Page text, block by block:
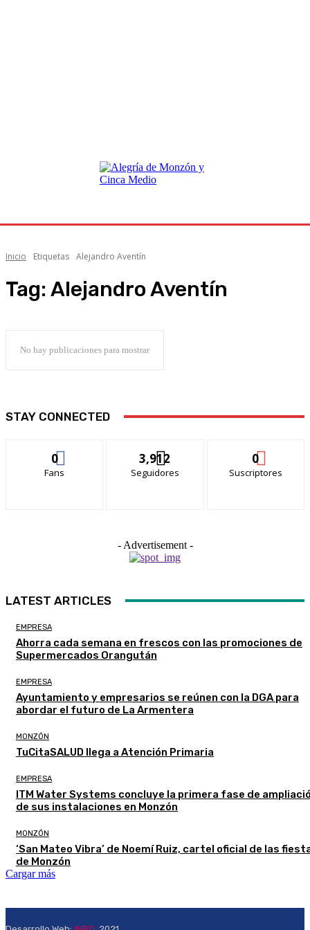
Inicio Etiquetas Alejandro Aventín
Tag: Alejandro Aventín
No hay publicaciones para mostrar
STAY CONNECTED
0
Fans
3,912
Seguidores
0
Suscriptores
- Advertisement -
LATEST ARTICLES
EMPRESA
Ahorra cada semana en frescos con las promociones de
Supermercados Orangután
EMPRESA
Ayuntamiento y empresarios se reúnen con la DGA para
abordar el futuro de La Armentera
MONZÓN
TuCitaSALUD llega a Atención Primaria
EMPRESA
ITM Water Systems concluye la primera fase de
de sus instalaciones en Monzón
MONZÓN
‘San Mateo Vibra’ de Noemí Ruiz, cartel oficial de las
de Monzón
Cargar más